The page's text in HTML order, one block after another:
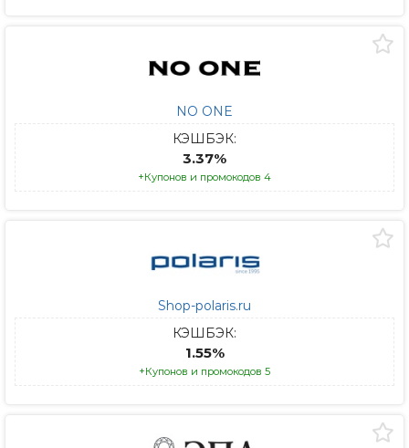
NO ONE
КЭШБЭК:
3.37%
+Купонов и промокодов 4
Shop-polaris.ru
КЭШБЭК:
1.55%
+Купонов и промокодов 5